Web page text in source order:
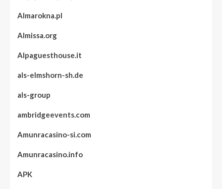
Almarokna.pl
Almissa.org
Alpaguesthouse.it
als-elmshorn-sh.de
als-group
ambridgeevents.com
Amunracasino-si.com
Amunracasino.info
APK